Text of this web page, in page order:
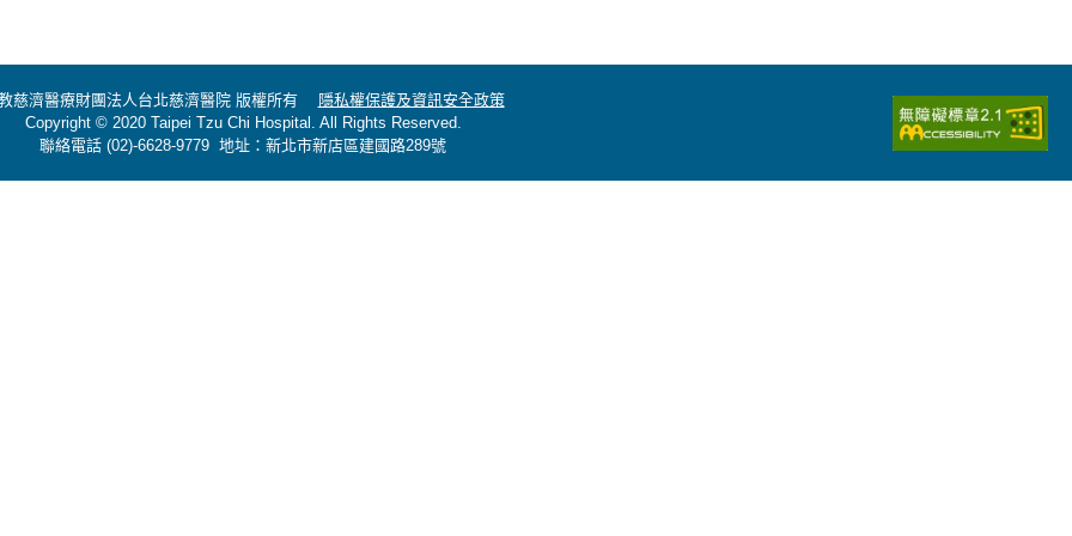
慈濟醫療財團法人台北慈濟醫院 版權所有 隱私權保護及資訊安全政策
Copyright © 2020 Taipei Tzu Chi Hospital. All Rights Reserved.
聯絡電話 (02)-6628-9779 地址：新北市新店區建國路289號